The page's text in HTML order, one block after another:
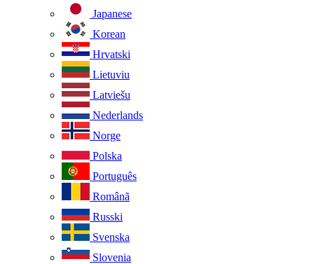
Japanese
Korean
Hrvatski
Lietuviu
Latviešu
Nederlands
Norge
Polska
Português
Românã
Russki
Svenska
Slovenia